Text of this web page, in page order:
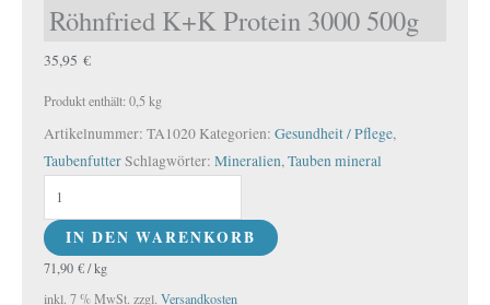
Röhnfried K+K Protein 3000 500g
35,95 €
Produkt enthält: 0,5 kg
Artikelnummer: TA1020 Kategorien: Gesundheit / Pflege,
TaubenfutterSchlagwörter: Mineralien,Tauben mineral
IN DEN WARENKORB
71,90 €/kg
inkl. 7 % MwSt. zzgl. Versandkosten